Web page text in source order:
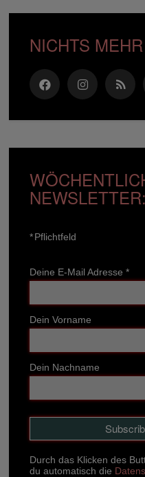
NICHTS
NEWSLETTER:
*Pflichtfeld
Deine E-Mail Adresse *
Dein Vorname
Dein Nachname
Durch das Klicken des
du automatisch die